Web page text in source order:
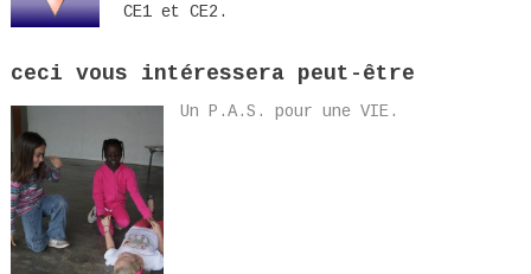
CE1 et CE2.
ceci vous intéressera peut-être
Un P.A.S. pour une VIE.